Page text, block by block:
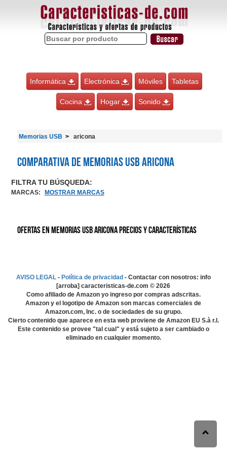
Informática Electrónica Móviles Tabletas
Cocina Hogar Sonido
Memorias USB aricona
Comparativa de Memorias USB aricona
FILTRA TU BÚSQUEDA:
MARCAS: MOSTRAR MARCAS
Ofertas en Memorias USB aricona precios y características
AVISO LEGAL- Política de privacidad - Contactar con nosotros: info
[arroba] caracteristicas-de.com ©2026
Como afiliado de Amazon yo ingreso por compras adscritas.
Amazon y el logotipo de Amazon son marcas comerciales de
Amazon.com, Inc. o de sociedades de su grupo.
Cierto contenido que aparece en esta web proviene de Amazon EU S.à r.l.
Este contenido se provee "tal cual" y está sujeto a ser cambiado o
eliminado en cualquier momento.